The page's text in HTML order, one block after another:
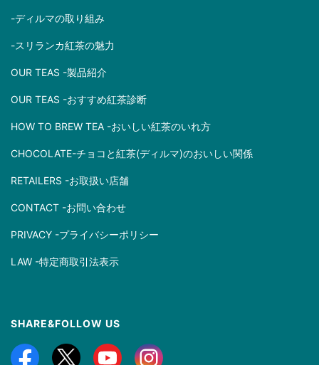
-ディルマの取り組み
-スリランカ紅茶の魅力
OUR TEAS -製品紹介
OUR TEAS -おすすめ紅茶診断
HOW TO BREW TEA -おいしい紅茶のいれ方
CHOCOLATE-チョコと紅茶(ディルマ)のおいしい関係
RETAILERS -お取扱い店舗
CONTACT -お問い合わせ
PRIVACY -プライバシーポリシー
LAW -特定商取引法表示
SHARE&FOLLOW US